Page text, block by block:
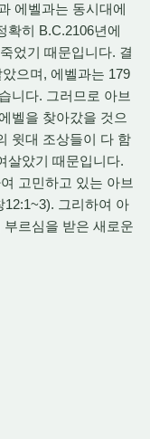
에벨과는 동시대에
확히 B.C.2106년에
었기 때문입니다. 결
으며, 에벨과는 179
니다. 그러므로 아브
벨을 찾아갔을 것으
윗대 조상들이 다 함
살았기 때문입니다.
고민하고 있는 아브
그리하여 아
르심을 받은 새로운